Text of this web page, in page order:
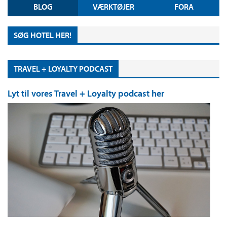
BLOG VÆRKTØJER FORA
SØG HOTEL HER!
TRAVEL + LOYALTY PODCAST
Lyt til vores Travel + Loyalty podcast her